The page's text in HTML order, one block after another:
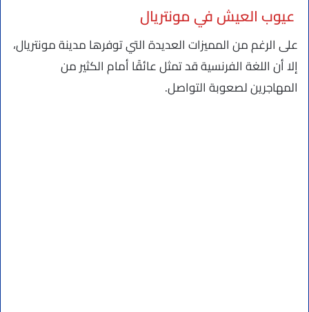
عيوب العيش في مونتريال
على الرغم من المميزات العديدة التي توفرها مدينة مونتريال،
إلا أن اللغة الفرنسية قد تمثل عائقًا أمام الكثير من
المهاجرين لصعوبة التواصل.